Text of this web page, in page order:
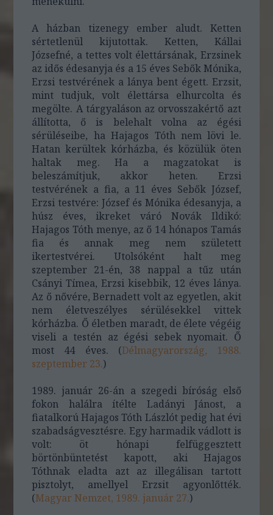
A házban tizenegy ember aludt. Ketten
sértetlenül kijutottak. Ketten, Kállai
Józsefné, a tettes volt élettársának, Erzsinek
az idős édesanyja és a 15 éves Sebők Mónika,
Erzsi testvérének a lánya bent égett. Erzsit,
mint tudjuk, volt élettársa elhurcolta és
megölte. A tárgyaláson az orvosszakértő azt
állította, ő is belehalt volna az égési
sérüléseibe, ha Hajagos Tóth nem lövi le.
Hatan kerültek kórházba, és közülük öten
haltak meg. Ha a magzatokat is
beleszámítjuk, akkor heten. Erzsi
testvérének a fia, a 11 éves Sebők József,
Erzsi testvére: József és Mónika édesanyja, a
húsz éves, ikreket váró Novák Ildikó:
Hajagos Tóth menye, az ő 14 hónapos Tamás
fia és annak meg nem született
ikertestvérei. Utolsóként halt meg
szeptember 21-én, 38 nappal a tűz után
Csányi Tímea, Erzsi kisebbik, 12 éves lánya.
Az ő nővére, Bernadett volt az egyetlen, akit
nem életveszélyes sérülésekkel vittek
kórházba. Ő életben maradt, de élete végéig
viseli a testén az égési sebek nyomait. Ő
most 44 éves. (Délmagyarország, 1988.
szeptember 23.)
1989. január 26-án a szegedi bíróság első
fokon halálra ítélte Ladányi Jánost, a
fiatalkorú Hajagos Tóth Lászlót pedig hat évi
szabadságvesztésre. Egy harmadik vádlott is
volt: öt hónapi felfüggesztett
börtönbüntetést kapott, aki Hajagos
Tóthnak eladta azt az illegálisan tartott
pisztolyt, amellyel Erzsit agyonlőtték.
(Magyar Nemzet, 1989. január 27.)